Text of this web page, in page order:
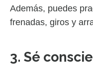
Además, puedes
frenadas, giros y
3. Sé